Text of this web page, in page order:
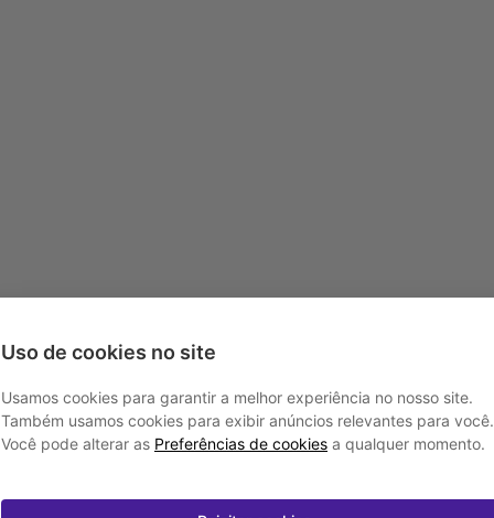
Uso de cookies no site
Usamos cookies para garantir a melhor experiência no nosso site.
Também usamos cookies para exibir anúncios relevantes para você.
Você pode alterar as Preferências de cookies a qualquer momento.